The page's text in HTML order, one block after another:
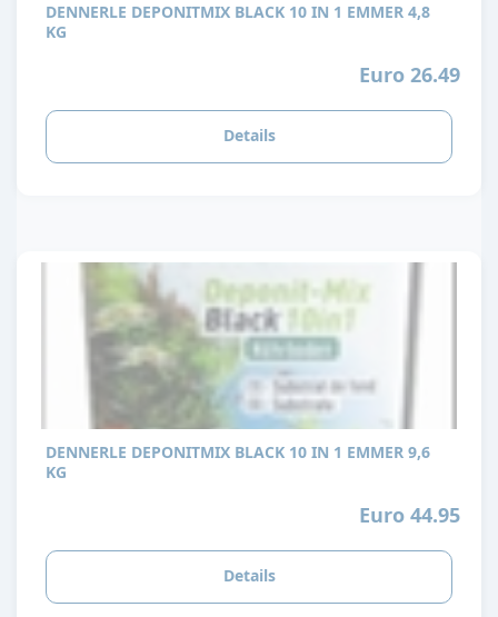
DENNERLE DEPONITMIX BLACK 10 IN 1 EMMER 4,8
KG
Euro 26.49
Details
DENNERLE DEPONITMIX BLACK 10 IN 1 EMMER 9,6
KG
Euro 44.95
Details